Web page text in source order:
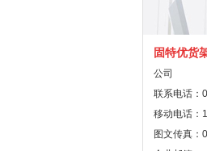
固特优货
公司
联系电话：
移动电话：
图文传真